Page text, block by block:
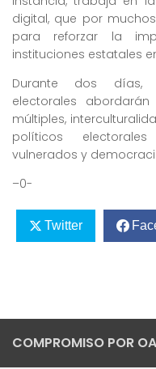
digital, que por
para reforzar la
instituciones estatales
Durante dos días,
electorales
múltiples,
políticos
vulnerados y
–0-
Twitter
COMPROMISO POR